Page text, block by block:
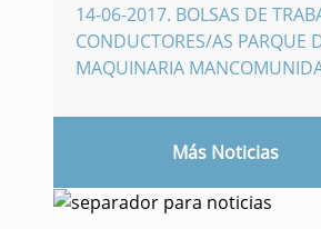
14-06-2017. BOLSAS DE
CONDUCTORES/AS PARQUE
MAQUINARIA
Más Noticias